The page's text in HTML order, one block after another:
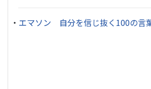
・ エマソン 自分を信じ抜く100の言